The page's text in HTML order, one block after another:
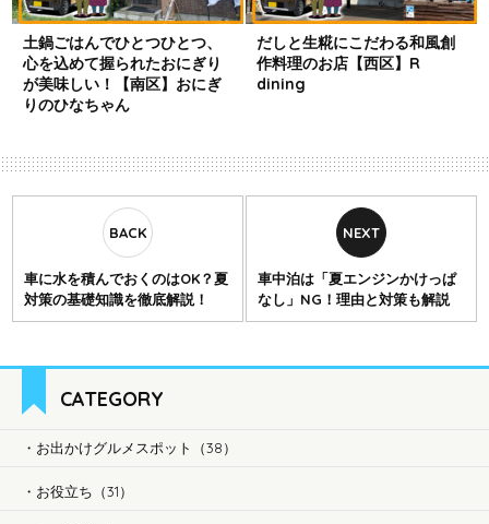
土鍋ごはんでひとつひとつ、
心を込めて握られたおにぎり
が美味しい！【南区】おにぎ
りのひなちゃん
だしと生糀にこだわる和風創
作料理のお店【西区】R
dining
車に水を積んでおくのはOK？夏
対策の基礎知識を徹底解説！
車中泊は「夏エンジンかけっぱ
なし」NG！理由と対策も解説
CATEGORY
お出かけグルメスポット（38）
お役立ち（31）